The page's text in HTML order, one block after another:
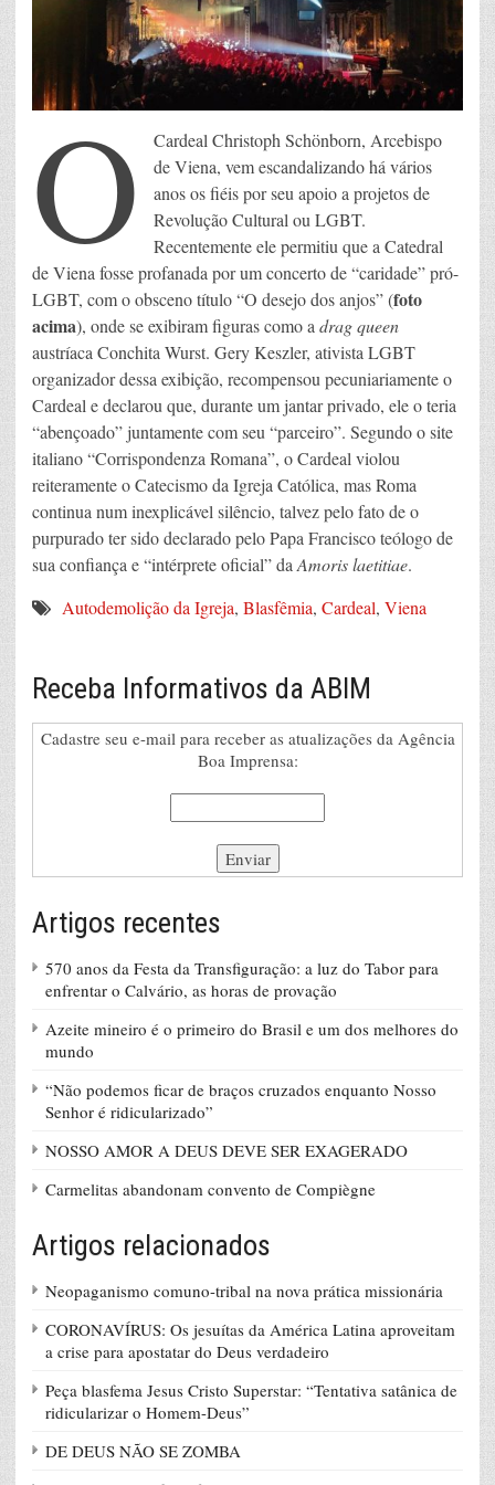
O
Cardeal Christoph Schönborn, Arcebispo
de Viena, vem escandalizando há vários
anos os fiéis por seu apoio a projetos de
Revolução Cultural ou LGBT.
Recentemente ele permitiu que a Catedral
de Viena fosse profanada por um concerto de “caridade” pró-
LGBT, com o obsceno título “O desejo dos anjos” (foto
acima), onde se exibiram figuras como adrag queen
austríaca Conchita Wurst. Gery Keszler, ativista LGBT
organizador dessa exibição, recompensou pecuniariamente o
Cardeal e declarou que, durante um jantar privado, ele o teria
“abençoado” juntamente com seu “parceiro”. Segundo o site
italiano “Corrispondenza Romana”, o Cardeal violou
reiteramente o Catecismo da Igreja Católica, mas Roma
continua num inexplicável silêncio, talvez pelo fato de o
purpurado ter sido declarado pelo Papa Francisco teólogo de
sua confiança e “intérprete oficial” daAmoris laetitiae.
Autodemolição da Igreja, Blasfêmia, Cardeal, Viena
Receba Informativos da ABIM
Cadastre seu e-mail para receber as atualizações da Agência
Boa Imprensa:
Artigos recentes
570 anos da Festa da Transfiguração: a luz do Tabor para
enfrentar o Calvário, as horas de provação
Azeite mineiro é o primeiro do Brasil e um dos melhores do
mundo
“Não podemos ficar de braços cruzados enquanto Nosso
Senhor é ridicularizado”
NOSSO AMOR A DEUS DEVE SER EXAGERADO
Carmelitas abandonam convento de Compiègne
Artigos relacionados
Neopaganismo comuno-tribal na nova prática missionária
CORONAVÍRUS: Os jesuítas da América Latina aproveitam
a crise para apostatar do Deus verdadeiro
Peça blasfema Jesus Cristo Superstar: “Tentativa satânica de
ridicularizar o Homem-Deus”
DE DEUS NÃO SE ZOMBA